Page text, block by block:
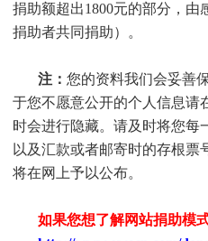
捐助额超出1800元的部分，由
捐助者共同捐助）。
注： 您的资料我们会妥善
于您不愿意公开的个人信息请
时会进行隐藏。请及时将您每
以及汇款或者邮寄时的存根票
将在网上予以公布。
如果您想了解网站捐助模